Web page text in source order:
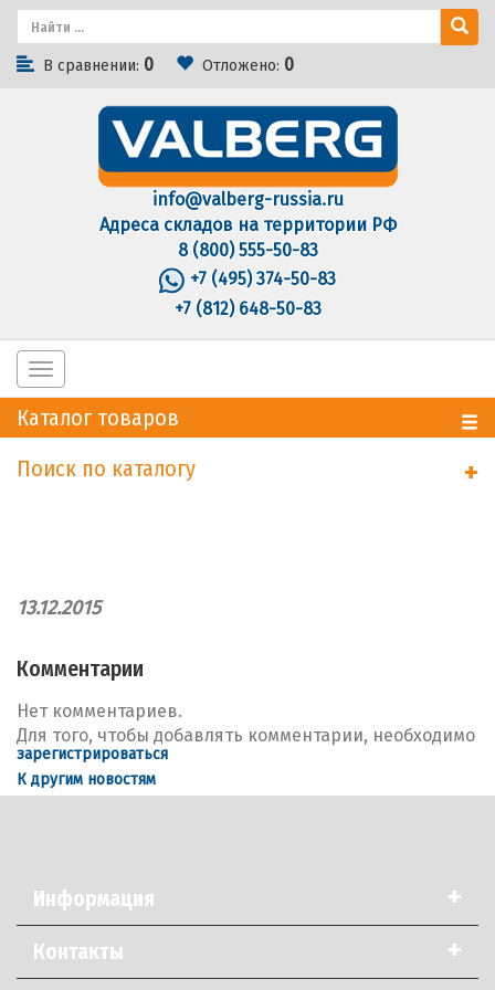
В сравнении: 0 Отложено: 0
info@valberg-russia.ru
Адреса складов на территории РФ
8 (800) 555-50-83
+7 (495) 374-50-83
+7 (812) 648-50-83
Toggle
navigation
Каталог товаров
Поиск по каталогу
+
13.12.2015
Комментарии
Нет комментариев.
Для того, чтобы добавлять комментарии, необходимо
зарегистрироваться
К другим новостям
Информация +
Контакты
+